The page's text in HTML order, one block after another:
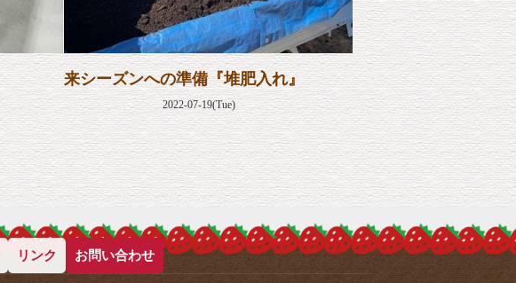
来シーズンへの準備『堆肥入れ』
2022-07-19(Tue)
リンク お問い合わせ